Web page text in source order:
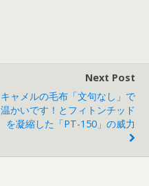
Next Post
キャメルの毛布「文句なし」で
温かいです！とフィトンチッド
を凝縮した「PT-150」の威力